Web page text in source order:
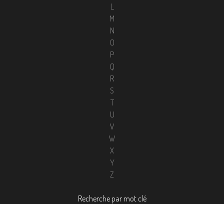
L
M
N
O
P
Q
R
S
T
U
V
W
X
Y
Z
Recherche par mot clé